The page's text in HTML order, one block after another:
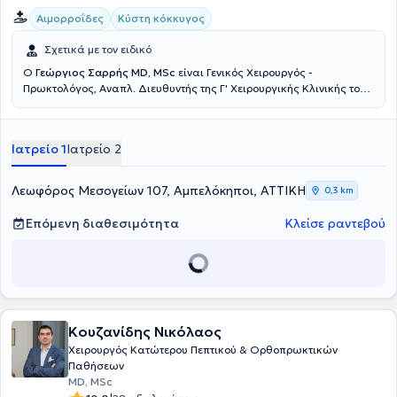
Αιμορροΐδες Κύστη κόκκυγος
Σχετικά με τον ειδικό
Ο Γεώργιος Σαρρής MD, MSc είναι Γενικός Χειρουργός -
Πρωκτολόγος, Αναπλ. Διευθυντής της Γ' Χειρουργικής Κλινικής του
Ερυθραία. Έχει πραγματοποιήσει μεταπτυχιακές σπουδές στην
στην ελάχιστα επεμβατική αντιμετώπιση των ορθοπρωκτικών
παθήσεων (Laser LHP, SiLaC, FiLaC) στη Γερμανία καθώς και στη
Λαπαροσκοπική Χειρουργική. Ειδικεύτηκε στην Β' Χειρουργική
κλινική του νοσοκομείου Κ.Α.Τ. Τέλος, έχει συμμετάσχει σε πληθώρα
πανελλήνιων και διεθνών ιατρικών συνεδρίων.
Ιατρείο 1Ιατρείο 2
Λεωφόρος Μεσογείων 107, Αμπελόκηποι, ΑΤΤΙΚΗ 0,3 km
Επόμενη διαθεσιμότητα Κλείσε ραντεβού
Κουζανίδης Νικόλαος
Χειρουργός Κατώτερου Πεπτικού & Ορθοπρωκτικών
Παθήσεων
MD, MSc